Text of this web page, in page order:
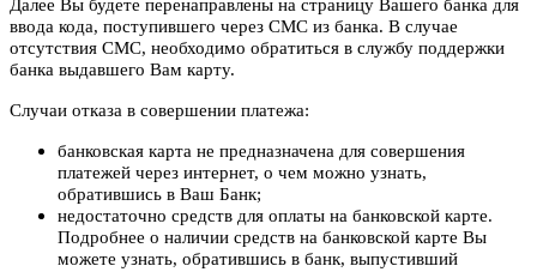
Далее Вы будете перенаправлены на страницу Вашего банка для
ввода кода, поступившего через СМС из банка. В случае
отсутствия СМС, необходимо обратиться в службу поддержки
банка выдавшего Вам карту.
Случаи отказа в совершении платежа:
банковская карта не предназначена для совершения
платежей через интернет, о чем можно узнать,
обратившись в Ваш Банк;
недостаточно средств для оплаты на банковской карте.
Подробнее о наличии средств на банковской карте Вы
можете узнать, обратившись в банк, выпустивший